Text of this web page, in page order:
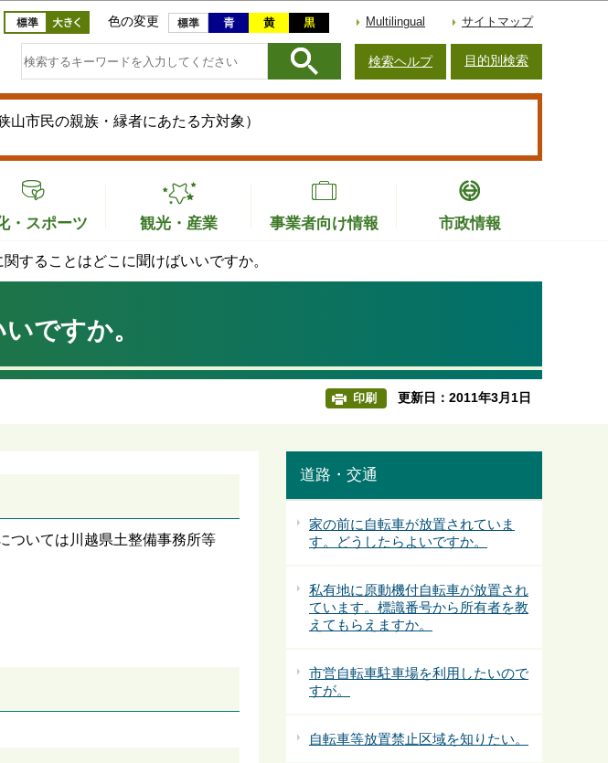
本文へ移動
色の変更 Multilingual サイトマップ
検索ヘルプ 目的別検索
山市民の親族・縁者にあたる方対象）
・スポーツ 観光・産業 事業者向け情報 市政情報
することはどこに聞けばいいですか。
ですか。
印刷 更新日：2011年3月1日
ついては川越県土整備事務所等
道路・交通
家の前に自転車が放置されていま
す。どうしたらよいですか。
私有地に原動機付自転車が放置され
ています。標識番号から所有者を教
えてもらえますか。
市営自転車駐車場を利用したいので
すが。
自転車等放置禁止区域を知りたい。